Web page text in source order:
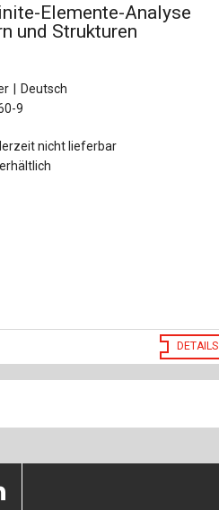
Elemente-Analyse
und Strukturen
Deutsch
9
nicht lieferbar
DETAILS